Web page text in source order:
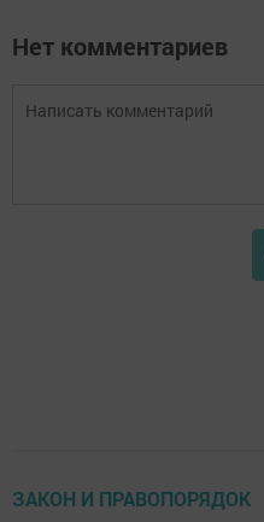
Нет комментариев
ЗАКОН И ПРАВОПОРЯДОК